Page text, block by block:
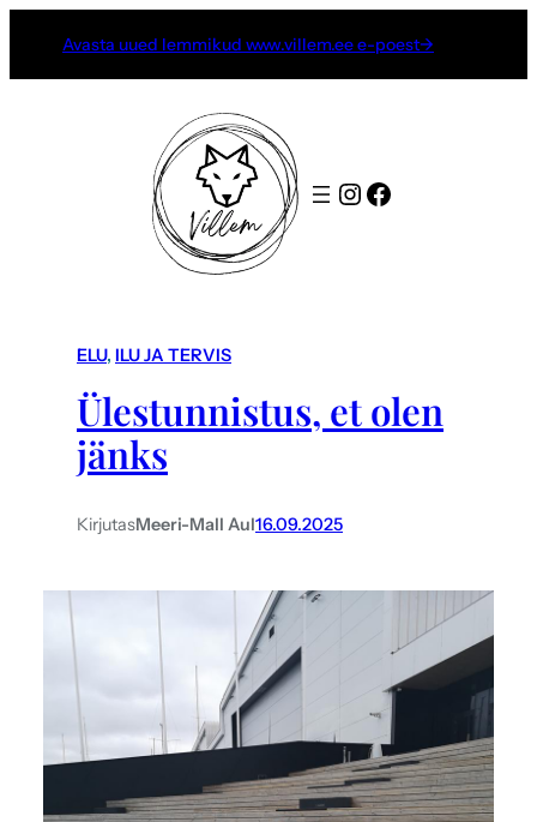
Avasta uued lemmikud www.villem.ee e-poest→
InstagramFacebook
ELU, ILU JA TERVIS
Ülestunnistus, et olen
jänks
KirjutasMeeri-Mall Aul16.09.2025